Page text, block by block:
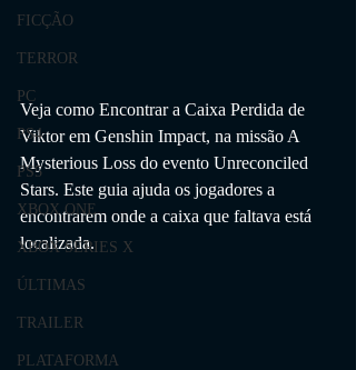
FICÇÃO
TERROR
PC
PS4
PS5
XBOX ONE
XBOX SERIES X
ÚLTIMAS
TRAILER
PLATAFORMA
Veja como Encontrar a Caixa Perdida de
Viktor em Genshin Impact, na missão A
Mysterious Loss do evento Unreconciled
Stars. Este guia ajuda os jogadores a
encontrarem onde a caixa que faltava está
localizada.